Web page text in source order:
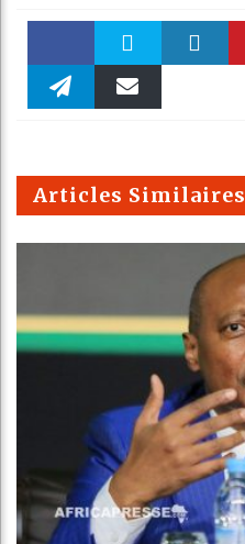
Faceboo Twitter
m
Articles Similaires